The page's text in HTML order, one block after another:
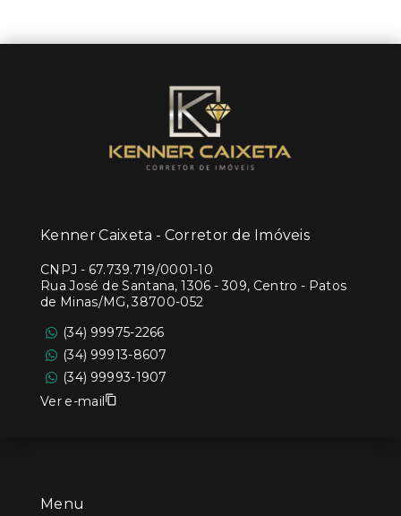
Menu
Kenner Caixeta - Corretor de Imóveis
CNPJ - 67.739.719/0001-10
Rua José de Santana, 1306 - 309, Centro - Patos
de Minas/MG, 38700-052
(34) 99975-2266
(34) 99913-8607
(34) 99993-1907
Ver e-mail